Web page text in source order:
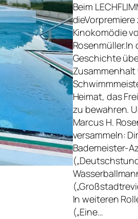
Beim
dieVorpremiere
Kinokomödie
Geschichte
Zusammenhalt
Heimat, das
zu bewahren.
Marcus H.
versammeln:
Bademeister-
In weiteren
(„Eine…